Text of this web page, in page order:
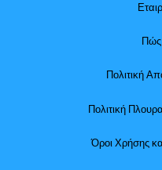
Πώς
Πολιτική
Πολιτική
Όροι Χρήσης